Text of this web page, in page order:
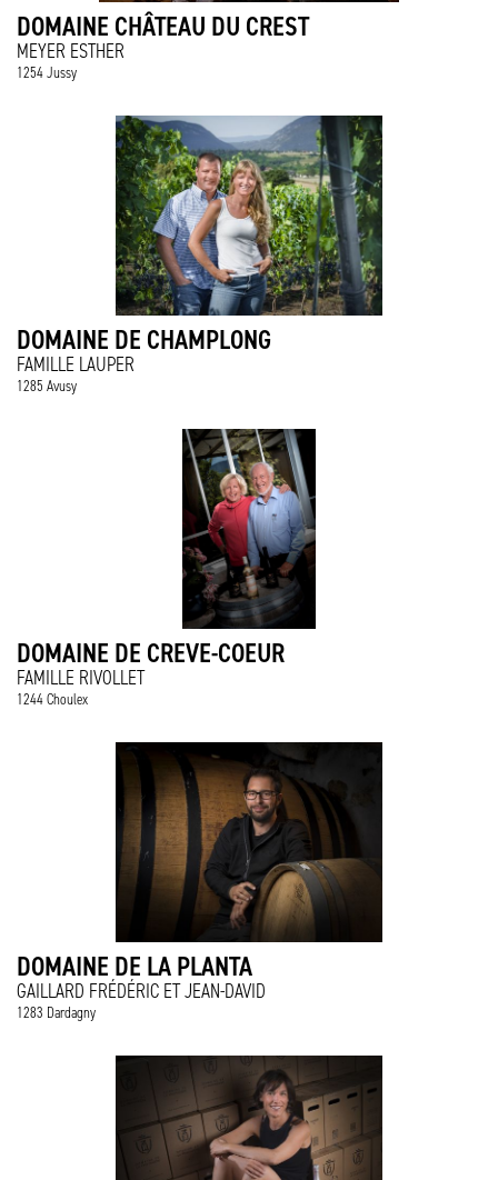
DOMAINE CHÂTEAU DU CREST
MEYER ESTHER
1254 Jussy
DOMAINE DE CHAMPLONG
FAMILLE LAUPER
1285 Avusy
DOMAINE DE CREVE-COEUR
FAMILLE RIVOLLET
1244 Choulex
DOMAINE DE LA PLANTA
GAILLARD FRÉDÉRIC ET JEAN-DAVID
1283 Dardagny